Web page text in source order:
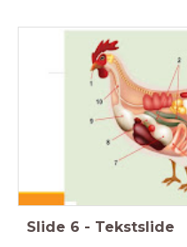
Slide 6 - Tekstslide